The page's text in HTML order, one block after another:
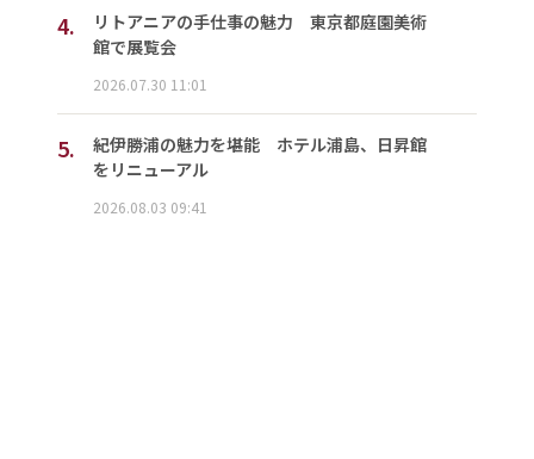
4.
リトアニアの手仕事の魅力 東京都庭園美術
館で展覧会
2026.07.30 11:01
5.
紀伊勝浦の魅力を堪能 ホテル浦島、日昇館
をリニューアル
2026.08.03 09:41